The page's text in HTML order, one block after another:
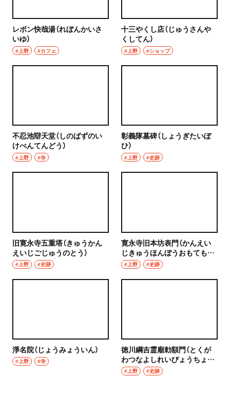
レボン快哉湯（れぼんかいさ
いゆ）
#上野 #カフェ
十三やくし店（じゅうさんや
くしてん）
#上野 #ショップ
不忍池辯天堂（しのばずのい
けべんてんどう）
#上野 #寺
彰義隊墓碑（しょうぎたいぼ
ひ）
#上野 #史跡
旧寛永寺五重塔（きゅうかん
えいじごじゅうのとう）
#上野 #史跡
寛永寺旧本坊表門（かんえい
じきゅうほんぼうおもても
ん）
#上野 #史跡
淨名院（じょうみょういん）
#上野 #寺
徳川綱吉霊廟勅額門（とくが
わつなよしれいびょうちょく
がくもん）
#上野 #史跡